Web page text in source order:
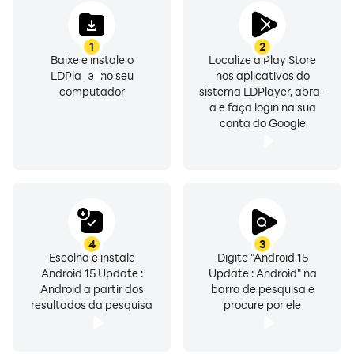
O aplicativo é desenvolvido como um serviço público
para ajudar o usuário a encontrar e gerenciar seu
serviço digital em sua área. As pessoas usam o
aplicativo apenas para fins de informações pessoais.
O aplicativo não é afiliado a nenhum serviço ou
1
Baixe e instale o
LDPlayer no seu
computador
2
Localize a Play Store
nos aplicativos do
sistema LDPlayer, abra-
a e faça login na sua
conta do Google
3
Digite "Android 15
Update : Android" na
barra de pesquisa e
procure por ele
4
Escolha e instale
Android 15 Update :
Android a partir dos
resultados da pesquisa